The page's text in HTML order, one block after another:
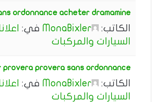
ordonnance acheter dramamine
الكاتب: MonaBixler في:
السيارات والمركبات
provera sans ordonnance
الكاتب: MonaBixler في:
السيارات والمركبات